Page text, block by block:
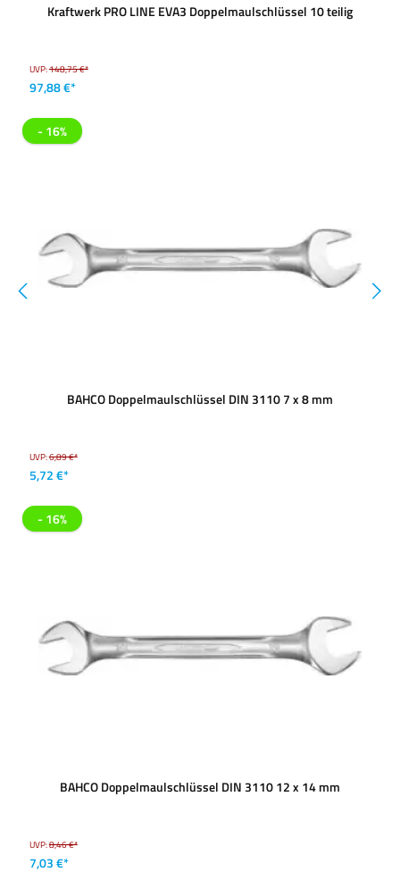
Kraftwerk PRO LINE EVA3 Doppelmaulschlüssel 10 teilig
UVP:148,75 €*
97,88 €*
- 16%
BAHCO Doppelmaulschlüssel DIN 3110 7 x 8 mm
UVP:6,89 €*
5,72 €*
- 16%
BAHCO Doppelmaulschlüssel DIN 3110 12 x 14 mm
UVP:8,46 €*
7,03 €*